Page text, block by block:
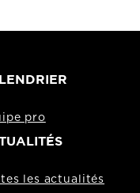
pro
les actualités